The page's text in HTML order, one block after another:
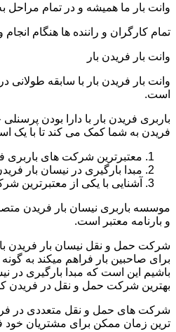
وانت بار ما همیشه و در تمام مراحل
تمام کارگران و راننده ها هنگام
وانت بار فریدن بار
وانت بار فریدن بار با سابقه
است.
باربری فریدن بار با دارا بودن
فریدن به شما کمک می کند تا با یک
معتبرترین شرکت های باربری
مبدا بارگیری در نیسان بار
آشنایی با یکی از معتبرترین
موسسه باربری نیسان بار فریدن
و بارنامه معتبر است.
شرکت حمل و نقل نیسان بار فریدن با
برای صاحبین بار فراهم میکند به
باشیم این است که مبدا بارگیری در
بهترین شرکت حمل و نقل در فریدن
شرکت های حمل و نقل متعددی در
ترین زمان ممکن برای مشتریان خود